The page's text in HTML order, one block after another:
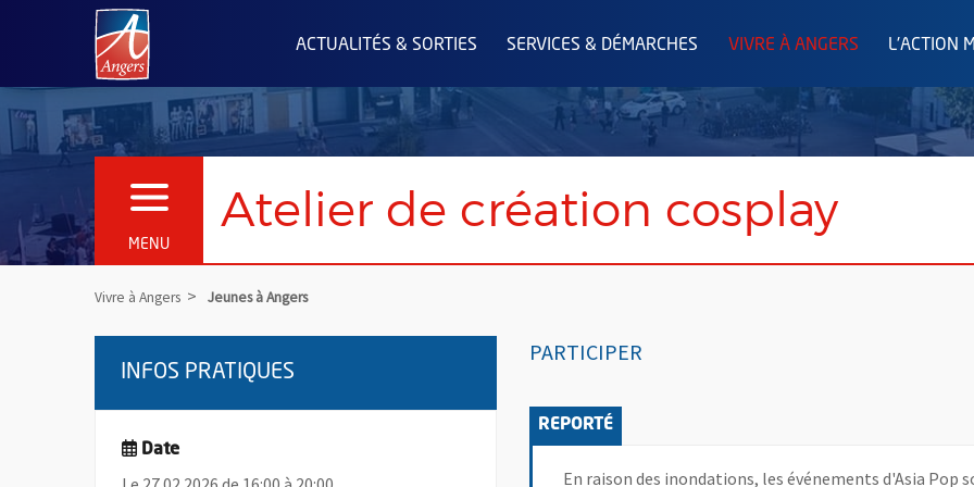
Angers.fr : Retour à l'accueil
ACTUALITÉS & SORTIES SERVICES & DÉMARCHES VIVRE À ANGERS L'ACTION
MENU
OUVRIR LE MENU Atelier de création cosplay
Vivre à Angers Jeunes à Angers
PARTICIPER
En raison des inondations, les événements d'Asia Pop
INFOS PRATIQUES
Date